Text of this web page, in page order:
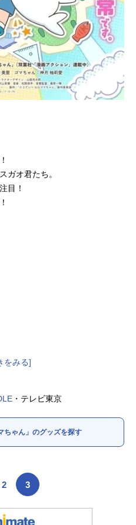
ガオ君たち。
目！
・テレビ東京
ちゃん」のグッズを探す
2 3